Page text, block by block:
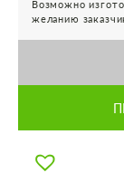
Возможно
желанию